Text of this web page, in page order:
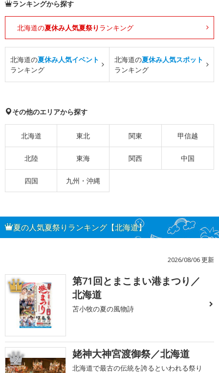
ランキングから探す
北海道の夏休み人気夏祭り ランキング
北海道の夏休み人気イベント
ランキング
北海道の夏休み人気スポット
ランキング
その他のエリアから探す
北海道 東北 関東 甲信越
北陸 東海 関西 中国
四国 九州・沖縄
夏の人気夏祭りランキング【北海道】
2026/08/06 更新
1
第71回とまこまい港まつり／
北海道
苫小牧の夏の風物詩
2 姥神大神宮渡御祭／北海道
北海道で最古の伝統を誇るといわれる祭り